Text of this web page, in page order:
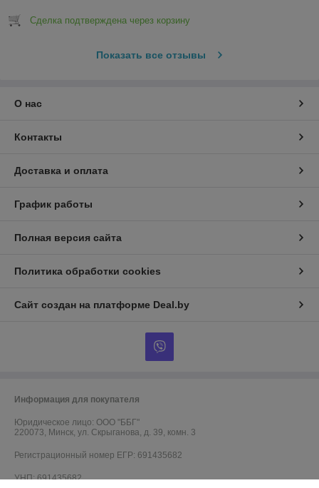
Сделка подтверждена через корзину
Показать все отзывы
О нас
Контакты
Доставка и оплата
График работы
Полная версия сайта
Политика обработки cookies
Сайт создан на платформе Deal.by
Информация для покупателя
Юридическое лицо: ООО "ББГ"
220073, Минск, ул. Скрыганова, д. 39, комн. 3
Регистрационный номер ЕГР: 691435682
УНП: 691435682